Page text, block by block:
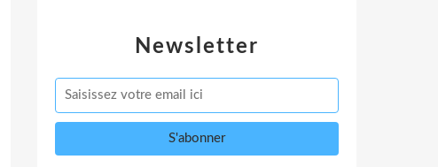
Newsletter